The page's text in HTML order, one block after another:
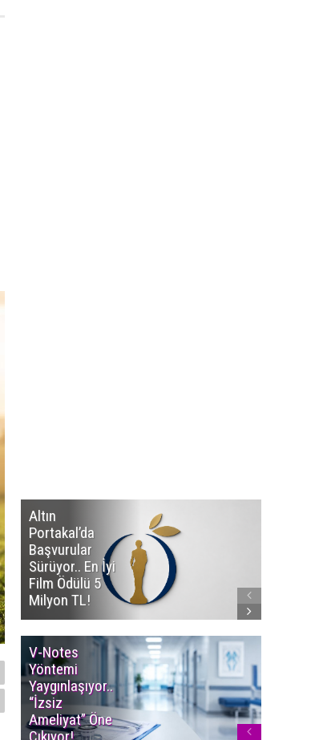
Altın
Portakal’da
Başvurular
Sürüyor.. En İyi
Film Ödülü 5
Milyon TL!
V-Notes
Yöntemi
Yaygınlaşıyor..
“İzsiz
Ameliyat” Öne